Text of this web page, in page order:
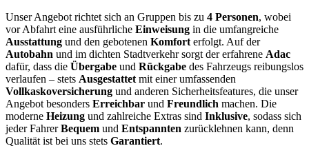
Unser Angebot richtet sich an Gruppen bis zu 4 Personen, wobei
vor Abfahrt eine ausführliche Einweisung in die umfangreiche
Ausstattung und den gebotenen Komfort erfolgt. Auf der
Autobahn und im dichten Stadtverkehr sorgt der erfahrene Adac
dafür, dass die Übergabe und Rückgabe des Fahrzeugs reibungslos
verlaufen – stets Ausgestattet mit einer umfassenden
Vollkaskoversicherung und anderen Sicherheitsfeatures, die unser
Angebot besonders Erreichbar und Freundlich machen. Die
moderne Heizung und zahlreiche Extras sind Inklusive, sodass sich
jeder FahrerBequem und Entspannten zurücklehnen kann, denn
Qualität ist bei uns stets Garantiert.